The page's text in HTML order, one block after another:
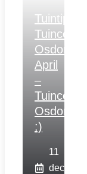
Tuintips
Osdorp
April
–
Osdorp
:)
11
december